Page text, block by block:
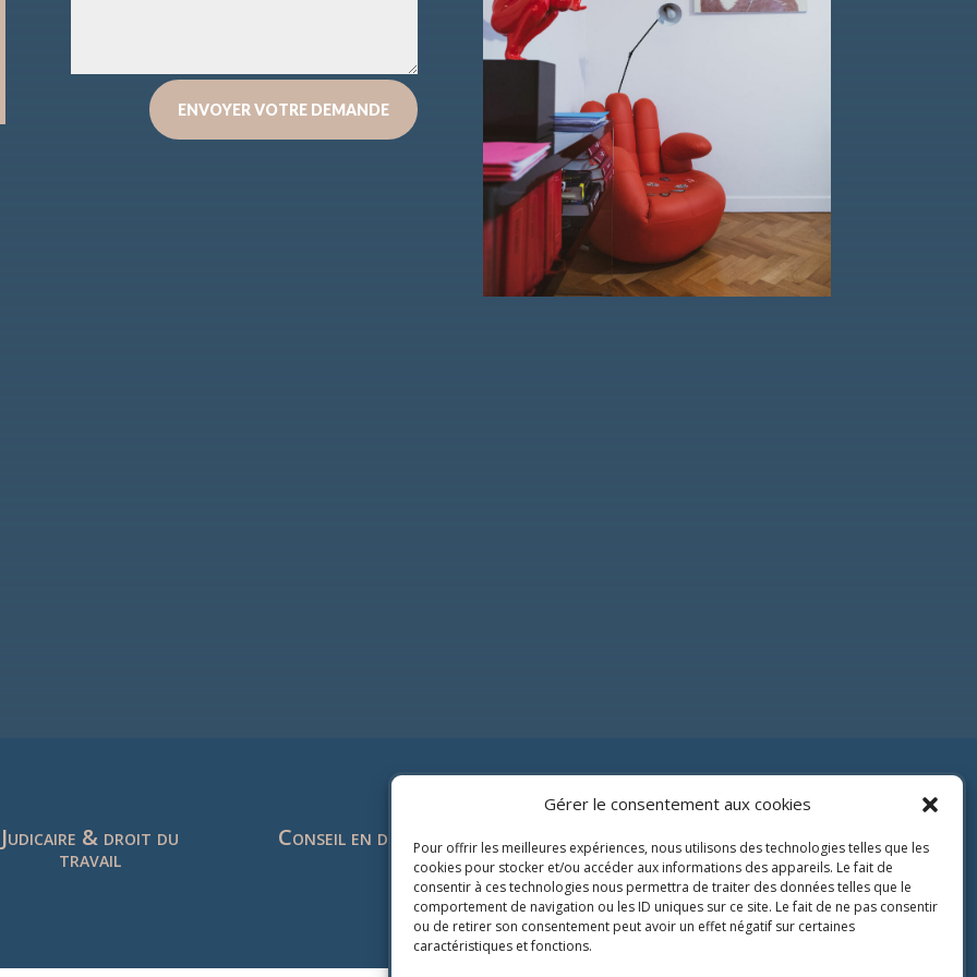
Gérer le consentement aux cookies
Pour offrir les meilleures expériences, nous utilisons des technologies telles que les
cookies pour stocker et/ou accéder aux informations des appareils. Le fait de
consentir à ces technologies nous permettra de traiter des données telles que le
comportement de navigation ou les ID uniques sur ce site. Le fait de ne pas consentir
ou de retirer son consentement peut avoir un effet négatif sur certaines
caractéristiques et fonctions.
ENVOYER VOTRE DEMANDE
Judicaire & droit du
travail
Conseil en droit du travail Droit médical